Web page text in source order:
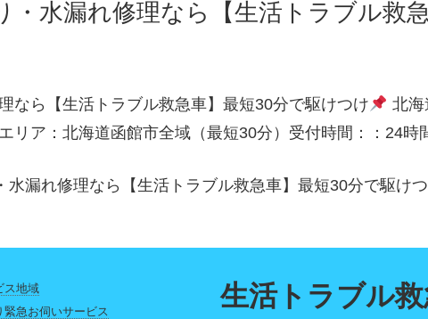
・水漏れ修理なら【生活トラブル救
なら【生活トラブル救急車】最短30分で駆けつけ
北海
ア：北海道函館市全域（最短30分）受付時間：：24時
水漏れ修理なら【生活トラブル救急車】最短30分で駆け
ス地域
緊急お伺いサービス
生活トラブル